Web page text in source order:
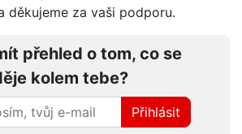
děkujeme za vaši podporu.
přehled o tom, co se
kolem tebe?
Přihlásit